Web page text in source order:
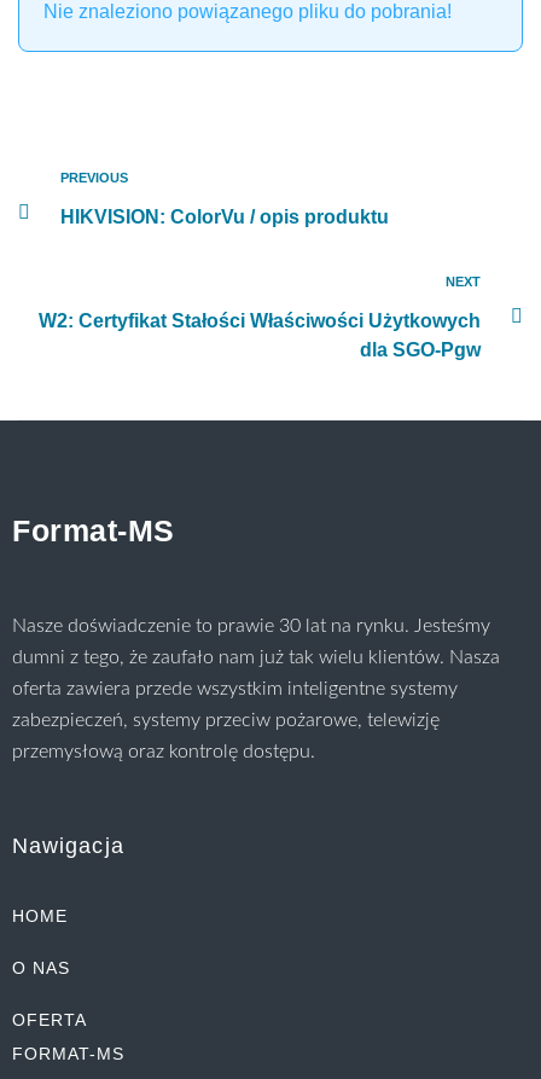
Nie znaleziono powiązanego pliku do pobrania!
PREVIOUS
HIKVISION: ColorVu / opis produktu
NEXT
W2: Certyfikat Stałości Właściwości Użytkowych
dla SGO-Pgw
Format-MS
Nasze doświadczenie to prawie 30 lat na rynku. Jesteśmy
dumni z tego, że zaufało nam już tak wielu klientów. Nasza
oferta zawiera przede wszystkim inteligentne systemy
zabezpieczeń, systemy przeciw pożarowe, telewizję
przemysłową oraz kontrolę dostępu.
Nawigacja
HOME
O NAS
OFERTA
FORMAT-MS